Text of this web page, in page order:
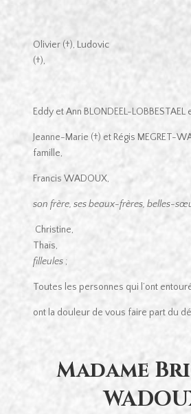
Olivier (†), Ludovic
Eddy et Ann BLONDEEL-
Jeanne-Marie (†) et Régis MEGRET-
famille,
Francis WADOUX,
son frère, ses beaux-frères, belles-
Christine,
filleules ;
Toutes les personnes qui l’ont
ont la douleur de vous faire part du
Madame